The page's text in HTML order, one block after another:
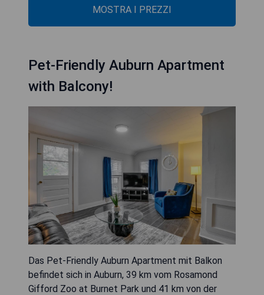
MOSTRA I PREZZI
Pet-Friendly Auburn Apartment
with Balcony!
Das Pet-Friendly Auburn Apartment mit Balkon
befindet sich in Auburn, 39 km vom Rosamond
Gifford Zoo at Burnet Park und 41 km von der